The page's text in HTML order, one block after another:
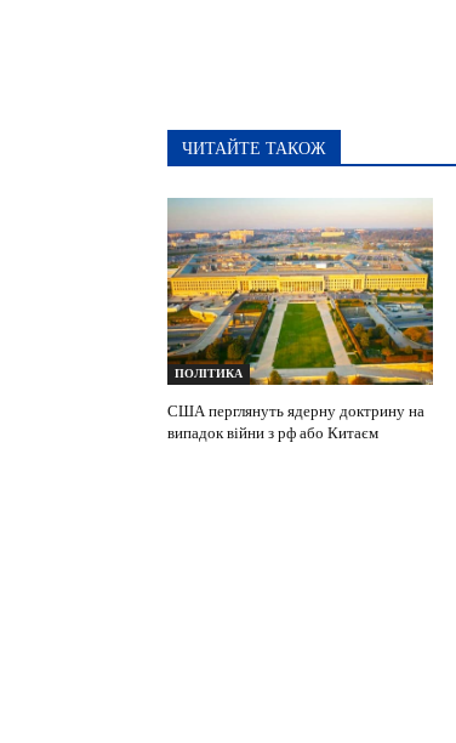
ЧИТАЙТЕ ТАКОЖ
ПОЛІТИКА
США перглянуть ядерну доктрину на
випадок війни з рф або Китаєм